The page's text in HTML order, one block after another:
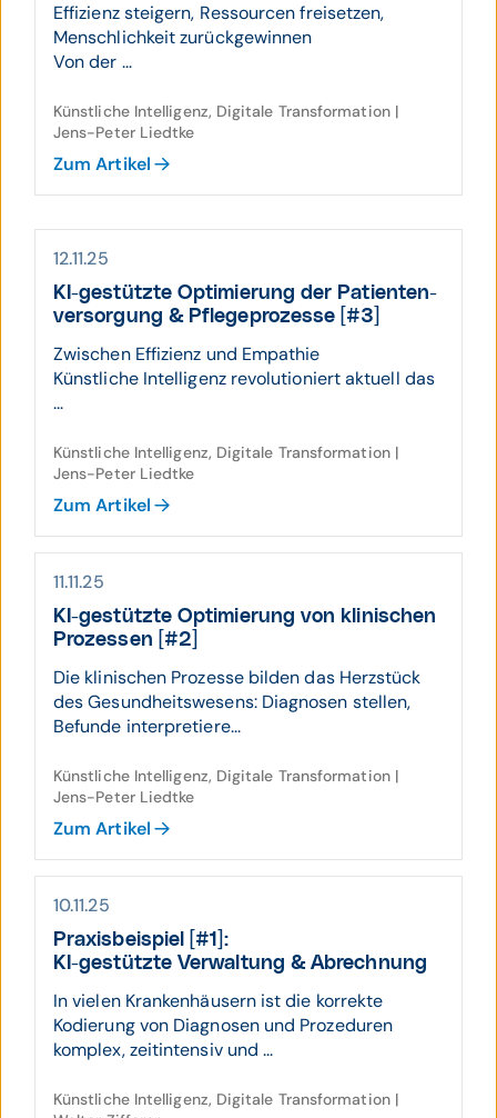
Effizienz steigern, Ressourcen freisetzen,
Menschlichkeit zurückgewinnen
Von der ...
Künstliche Intelligenz, Digitale Transformation |
Jens-Peter Liedtke
Zum Artikel
12.11.25
KI-gestützte Opti­mierung der Patienten­
ver­sorgung & Pflege­prozesse [#3]
Zwischen Effizienz und Empathie
Künstliche Intelligenz revolutioniert aktuell das
...
Künstliche Intelligenz, Digitale Transformation |
Jens-Peter Liedtke
Zum Artikel
11.11.25
KI-gestützte Optimierung von klinischen
Prozessen [#2]
Die klinischen Prozesse bilden das Herzstück
des Gesundheitswesens: Diagnosen stellen,
Befunde interpretiere...
Künstliche Intelligenz, Digitale Transformation |
Jens-Peter Liedtke
Zum Artikel
10.11.25
Praxis­beispiel [#1]:
KI-gestützte Verwaltung & Abrechnung
In vielen Krankenhäusern ist die korrekte
Kodierung von Diagnosen und Prozeduren
komplex, zeitintensiv und ...
Künstliche Intelligenz, Digitale Transformation |